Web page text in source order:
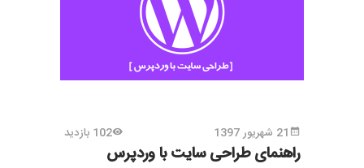
21 شهریور 1397 102 بازدید
راهنمای طراحی سایت با وردپرس